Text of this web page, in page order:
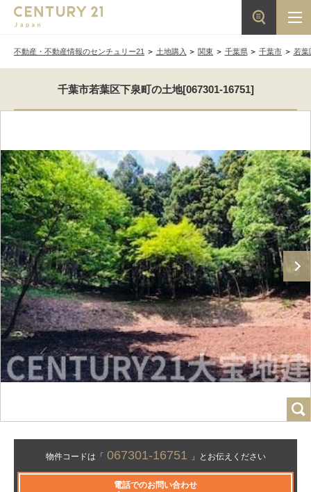
不動産・不動産情報のセンチュリー21 土地購入 関東 千葉県 千葉市 若葉
千葉市若葉区下泉町の土地[067301-16751]
物件コードは「 067301-16751 」とお伝えください
電話でのお問い合わせ